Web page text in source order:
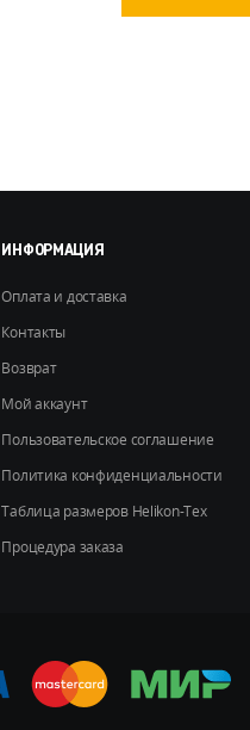
ИНФОРМАЦИЯ
Оплата и доставка
Контакты
Возврат
Мой аккаунт
Пользовательское соглашение
Политика конфиденциальности
Таблица размеров Helikon-Tex
Процедура заказа